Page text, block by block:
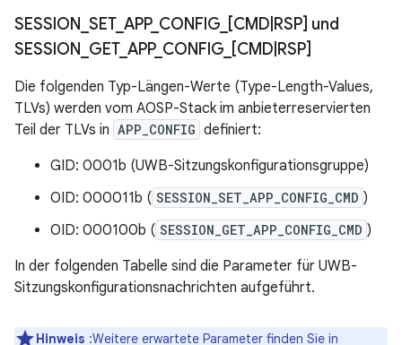
SESSION SET_ APP_ CONFIG [CMD RSP] und
SESSION GET_ APP_ CONFIG [CMD RSP]
Die folgenden Typ-Längen-Werte (Type-Length-Values,
TLVs) werden vom AOSP-Stack im anbieterreservierten
Teil der TLVs in APP_CONFIG definiert:
GID: 0001b (UWB-Sitzungskonfigurationsgruppe)
OID: 000011b ( SESSION_SET_APP_CONFIG_CMD )
OID: 000100b ( SESSION_GET_APP_CONFIG_CMD )
In der folgenden Tabelle sind die Parameter für UWB-
Sitzungskonfigurationsnachrichten aufgeführt.
Hinweis :Weitere erwartete Parameter finden Sie in